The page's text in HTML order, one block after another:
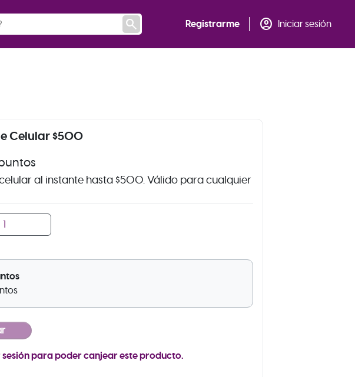
search Registrarme account_circle Iniciar sesión
Celular $500
al instante hasta $500. Válido para cualquier
para poder canjear este producto.